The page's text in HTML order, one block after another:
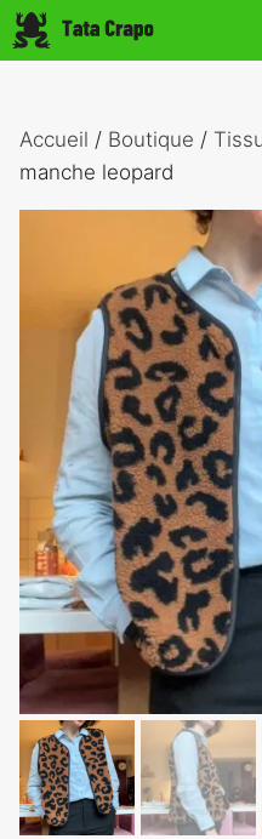
Aller
au
Accueil / Boutique /
manche leopard